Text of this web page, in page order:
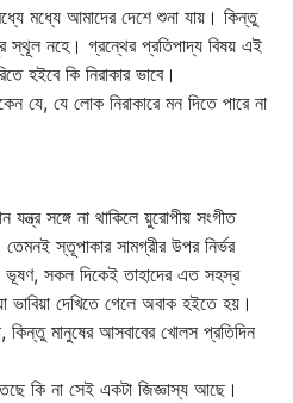
মধ্যে আমাদের দেশে শুনা যায়। কিন্তু
স্থূল নহে। গ্রন্থের প্রতিপাদ্য বিষয় এই
হইবে কি নিরাকার ভাবে।
যে, যে লোক নিরাকারে মন দিতে পারে না
যন্ত্র সঙ্গে না থাকিলে য়ুরোপীয় সংগীত
স্তূপাকার সামগ্রীর উপর নির্ভর
সকল দিকেই তাহাদের এত সহস্র
ভাবিয়া দেখিতে গেলে অবাক হইতে হয়।
কিন্তু মানুষের আসবাবের খোলস প্রতিদিন
কি না সেই একটা জিজ্ঞাস্য আছে।